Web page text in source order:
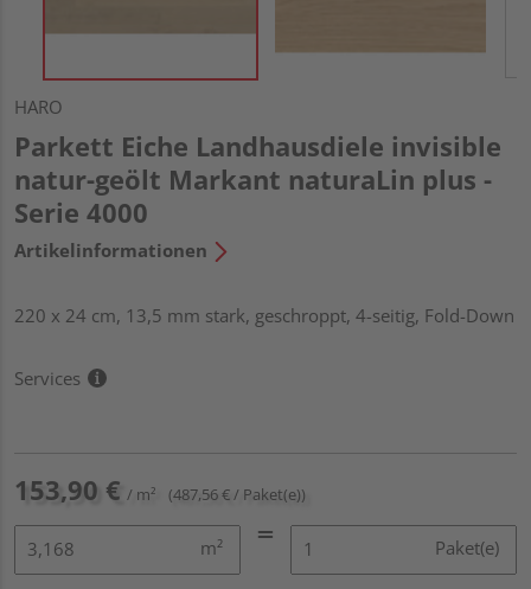
HARO
Parkett Eiche Landhausdiele invisible
natur-geölt Markant naturaLin plus -
Serie 4000
Artikelinformationen
220 x 24 cm, 13,5 mm stark, geschroppt, 4-seitig, Fold-Down
Services
153,90 € / m² (487,56 € / Paket(e))
m² Paket(e)